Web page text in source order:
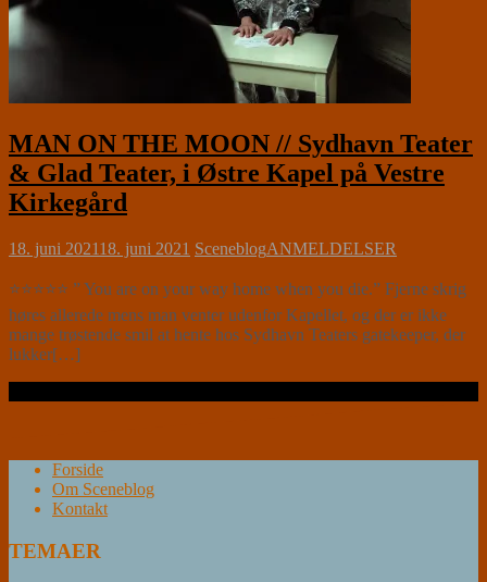
MAN ON THE MOON // Sydhavn Teater
& Glad Teater, i Østre Kapel på Vestre
Kirkegård
18. juni 202118. juni 2021 SceneblogANMELDELSER
⭐⭐⭐⭐⭐ ” You are on your way home when you die.” Fjerne skrig
høres allerede mens man venter udenfor Kapellet, og der er ikke
mange trøstende smil at hente hos Sydhavn Teaters gatekeeper, der
lukker[…]
Forside
Om Sceneblog
Kontakt
TEMAER